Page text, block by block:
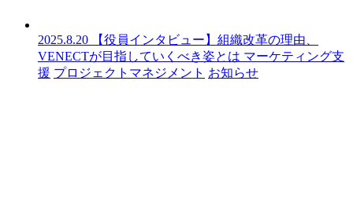
2025.8.20
【役員インタビュー】組織改革の理由、
VENECTが目指していくべき姿とは マーケティング支
援 プロジェクトマネジメント お知らせ